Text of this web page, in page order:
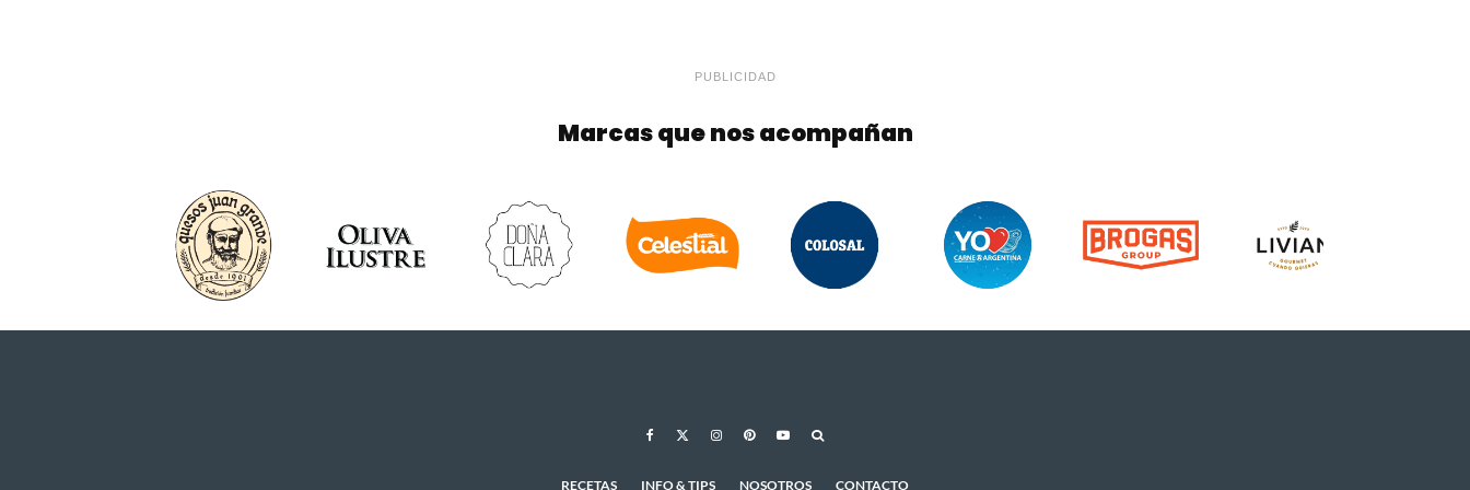
PUBLICIDAD
Marcas que nos acompañan
RECETAS INFO & TIPS NOSOTROS CONTACTO